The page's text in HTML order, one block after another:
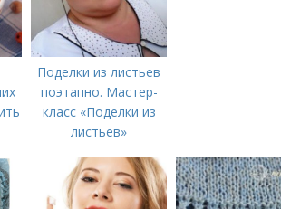
Поделки из листьев
поэтапно. Мастер-
класс «Поделки из
листьев»